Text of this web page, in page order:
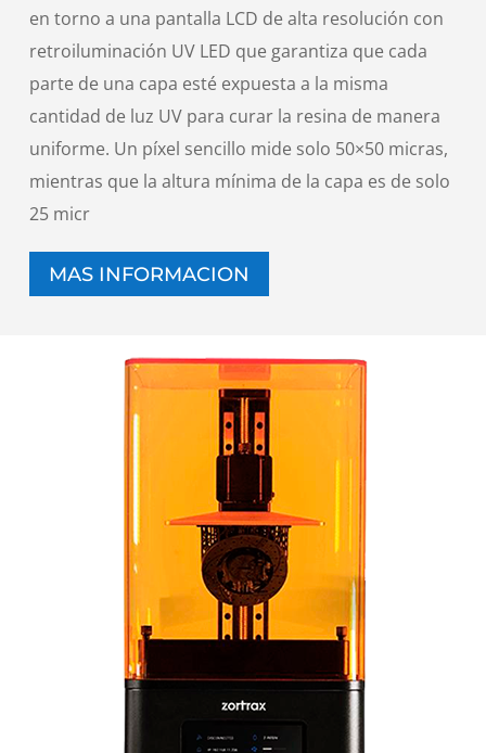
en torno a una pantalla LCD de alta resolución con
retroiluminación UV LED que garantiza que cada
parte de una capa esté expuesta a la misma
cantidad de luz UV para curar la resina de manera
uniforme. Un píxel sencillo mide solo 50×50 micras,
mientras que la altura mínima de la capa es de solo
25 micr
MAS INFORMACION